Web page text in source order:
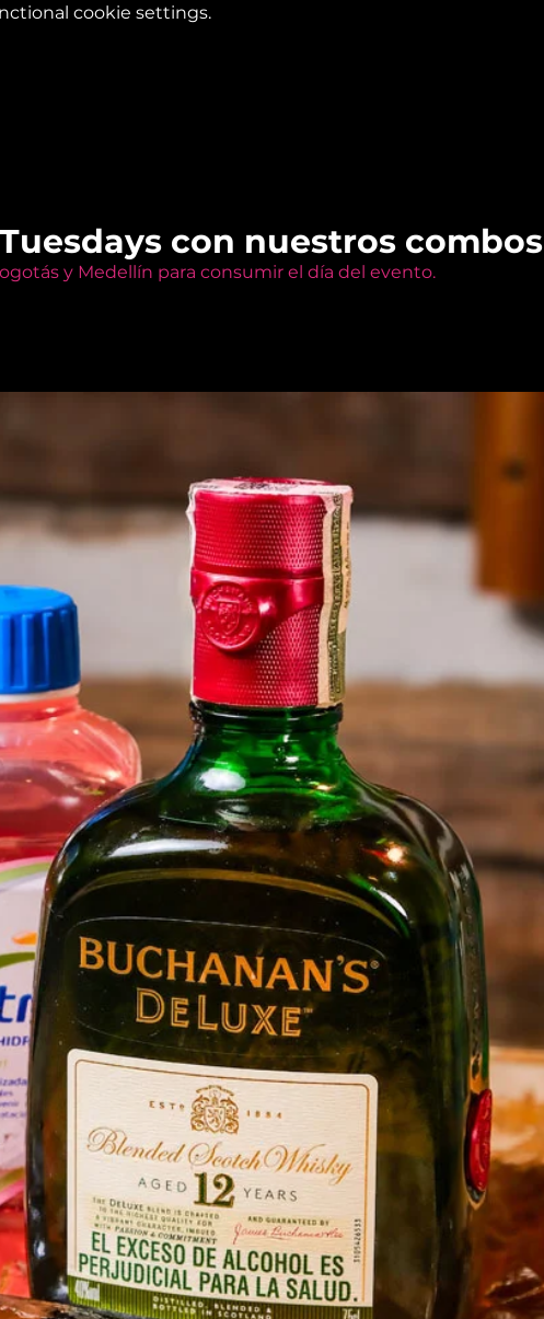
cookie settings.
con nuestros combos
y Medellín para consumir el día del evento.